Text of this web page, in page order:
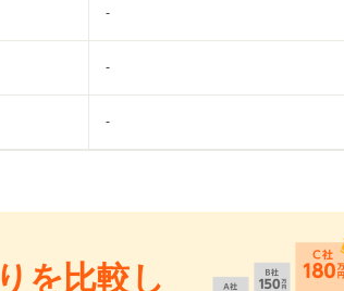
-
-
-
を比較し